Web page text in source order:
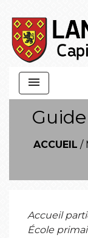
menu
ACCUEIL /
Accueil
École